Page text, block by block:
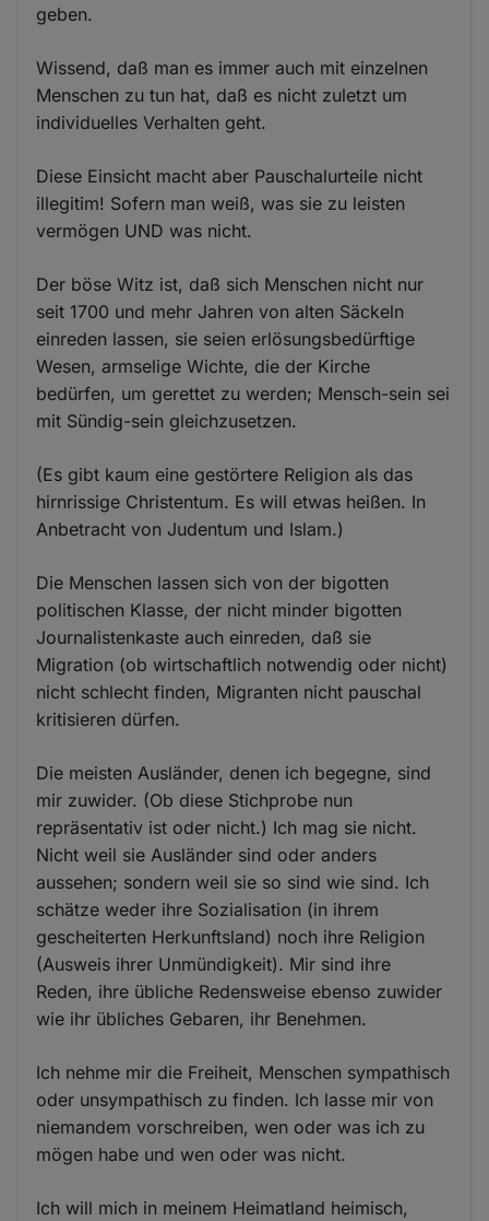
geben.
Wissend, daß man es immer auch mit einzelnen
Menschen zu tun hat, daß es nicht zuletzt um
individuelles Verhalten geht.
Diese Einsicht macht aber Pauschalurteile nicht
illegitim! Sofern man weiß, was sie zu leisten
vermögen UND was nicht.
Der böse Witz ist, daß sich Menschen nicht nur
seit 1700 und mehr Jahren von alten Säckeln
einreden lassen, sie seien erlösungsbedürftige
Wesen, armselige Wichte, die der Kirche
bedürfen, um gerettet zu werden; Mensch-sein sei
mit Sündig-sein gleichzusetzen.
(Es gibt kaum eine gestörtere Religion als das
hirnrissige Christentum. Es will etwas heißen. In
Anbetracht von Judentum und Islam.)
Die Menschen lassen sich von der bigotten
politischen Klasse, der nicht minder bigotten
Journalistenkaste auch einreden, daß sie
Migration (ob wirtschaftlich notwendig oder nicht)
nicht schlecht finden, Migranten nicht pauschal
kritisieren dürfen.
Die meisten Ausländer, denen ich begegne, sind
mir zuwider. (Ob diese Stichprobe nun
repräsentativ ist oder nicht.) Ich mag sie nicht.
Nicht weil sie Ausländer sind oder anders
aussehen; sondern weil sie so sind wie sind. Ich
schätze weder ihre Sozialisation (in ihrem
gescheiterten Herkunftsland) noch ihre Religion
(Ausweis ihrer Unmündigkeit). Mir sind ihre
Reden, ihre übliche Redensweise ebenso zuwider
wie ihr übliches Gebaren, ihr Benehmen.
Ich nehme mir die Freiheit, Menschen sympathisch
oder unsympathisch zu finden. Ich lasse mir von
niemandem vorschreiben, wen oder was ich zu
mögen habe und wen oder was nicht.
Ich will mich in meinem Heimatland heimisch,